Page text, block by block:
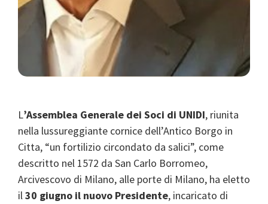
L’Assemblea Generale dei Soci di UNIDI, riunita
nella lussureggiante cornice dell’Antico Borgo in
Citta, “un fortilizio circondato da salici”, come
descritto nel 1572 da San Carlo Borromeo,
Arcivescovo di Milano, alle porte di Milano, ha eletto
il30 giugno il nuovo Presidente, incaricato di